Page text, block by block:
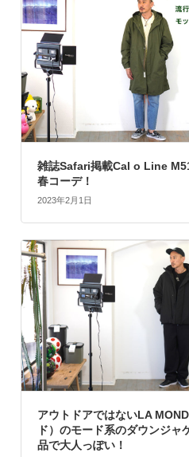
雑誌Safari掲載Cal o Line
春コーデ！
2023年2月1日
アウトドアではないLA
ド）のモード系のダウンジャ
品で大人っぽい！